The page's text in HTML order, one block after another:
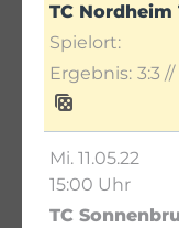
TC Nordheim
3:3 //
Mi. 11.05.22
15:00 Uhr
TC